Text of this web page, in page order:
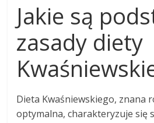
Jakie są
zasady diety
Dieta Kwaśniewskiego, znana
optymalna, charakteryzuje się